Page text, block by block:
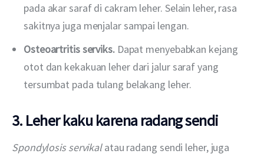
pada akar saraf di cakram leher. Selain leher, rasa
sakitnya juga menjalar sampai lengan.
Osteoartritis serviks.Dapat menyebabkan kejang
otot dan kekakuan leher dari jalur saraf yang
tersumbat pada tulang belakang leher.
3. Leher kaku karena radang sendi
Spondylosis servikal atau radang sendi leher, juga